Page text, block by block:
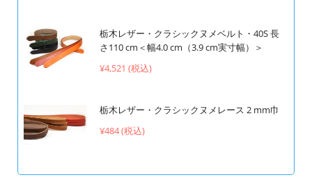
栃木レザー・クラシックヌメベルト・40S 長
さ110 cm＜幅4.0 cm（3.9 cm実寸幅）＞
¥4,521 (税込)
栃木レザー・クラシックヌメレース 2 mm巾
¥484 (税込)